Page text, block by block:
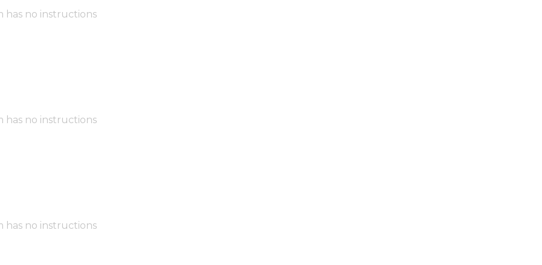
has no instructions
has no instructions
has no instructions